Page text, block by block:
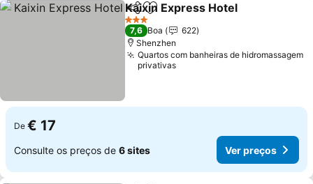
PartilharAdicionar aos favoritos
Kaixin Express Hotel
3 Estrelas
7,6 Boa
622
Shenzhen
Quartos com banheiras de hidromassagem
privativas
De € 17
Consulte os preços de 6 sites Ver preços